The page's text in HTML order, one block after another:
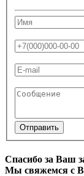
Отправить
Спасибо за Ваш
Мы свяжемся с